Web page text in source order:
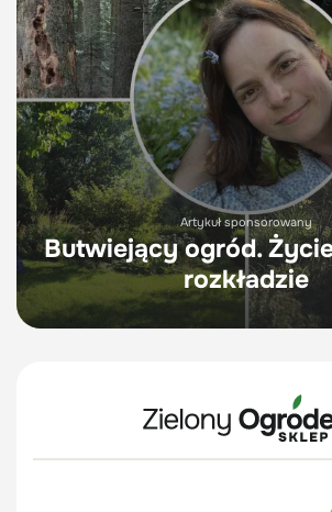
Artykuł sponsorowany
Butwiejący ogród.
rozkładzie